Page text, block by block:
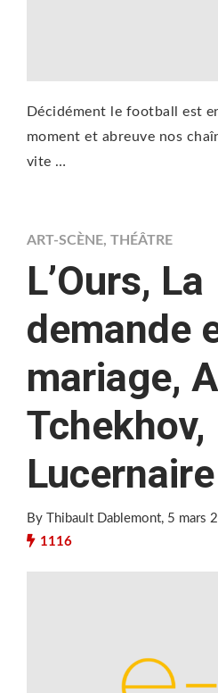
Décidément le football est
moment et abreuve nos
vite …
ART-SCÈNE, THÉÂTRE
L’Ours, La
demande
mariage,
Tchekhov,
Lucernaire
By Thibault Dablemont, 5 mars
1116